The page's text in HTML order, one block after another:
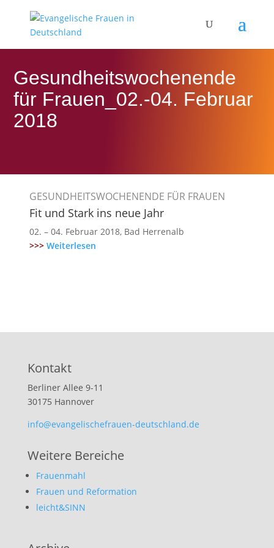
Gesundheitswochenende
für Frauen_02.-04. Februar
2018
GESUNDHEITSWOCHENENDE FÜR FRAUEN
Fit und Stark ins neue Jahr
02. – 04. Februar 2018, Bad Herrenalb
>>>Weiterlesen
Kontakt
Berliner Allee 9-11
30175 Hannover
info@evangelischefrauen-deutschland.de
Weitere Bereiche
Frauenmahl
Frauen und Reformation
leicht&SINN